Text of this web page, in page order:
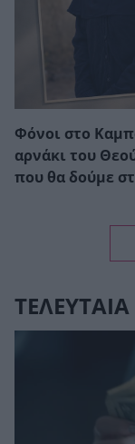
Φόνοι στο
αρνάκι του
που θα δούμε
ΤΕΛΕΥΤΑΙΑ